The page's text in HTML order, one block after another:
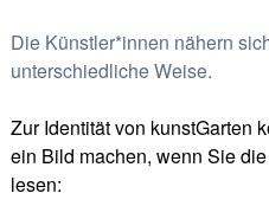
Die Künstler*innen nähern
unterschiedliche Weise.
Zur Identität von kunstGarten
ein Bild machen, wenn Sie
lesen: